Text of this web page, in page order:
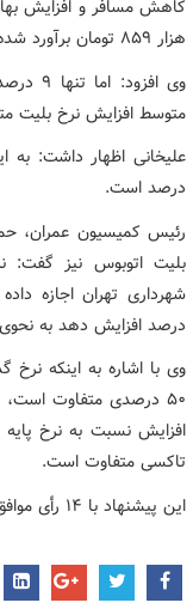
هزار ۸۵۹ تومان برآورد شده است.
وی
متوسط افزایش نرخ بلیت مترو برابر
درصد است.
رئیس کمیسیون عمران،
بلیت اتوبوس نیز گفت:
درصد افزایش دهد به نحوی که
وی با اشاره به اینکه
تاکسی متفاوت است.
این پیشنهاد با ۱۴ رأی موافق به تصویب رسید.